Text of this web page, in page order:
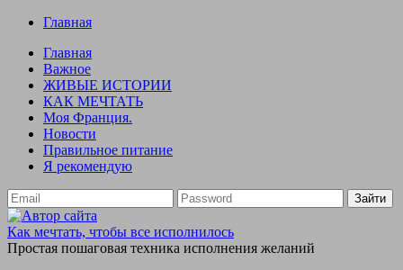
Главная
Главная
Важное
ЖИВЫЕ ИСТОРИИ
КАК МЕЧТАТЬ
Моя Франция.
Новости
Правильное питание
Я рекомендую
Зайти
Как мечтать, чтобы все исполнилось
Простая пошаговая техника исполнения желаний